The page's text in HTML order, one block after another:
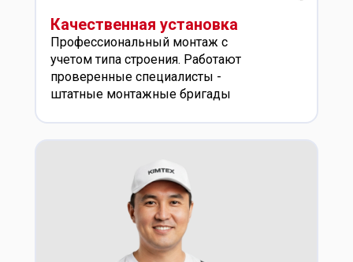
Качественная установка
Профессиональный монтаж с
учетом типа строения. Работают
проверенные специалисты -
штатные монтажные бригады